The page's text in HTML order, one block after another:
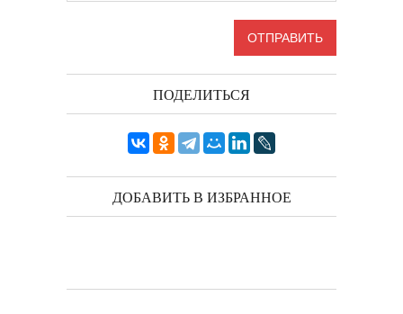
ПОДЕЛИТЬСЯ
ДОБАВИТЬ В ИЗБРАННОЕ